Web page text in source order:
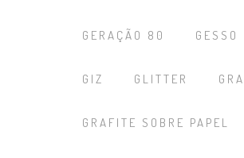
GERAÇÃO 80 GESSO
GIZ GLITTER
GRAFITE SOBRE PAPEL